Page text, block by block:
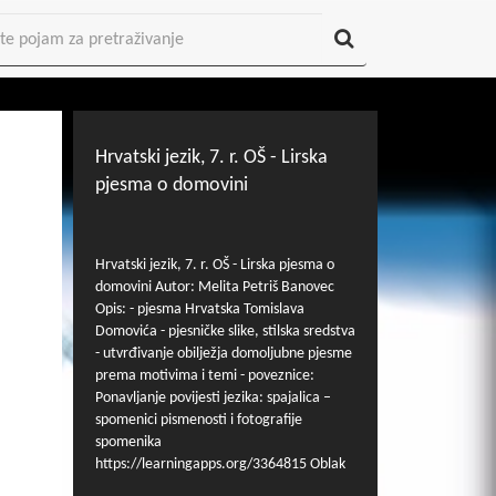
Hrvatski jezik, 7. r. OŠ - Lirska
pjesma o domovini
Hrvatski jezik, 7. r. OŠ - Lirska pjesma o
domovini Autor: Melita Petriš Banovec
Opis: - pjesma Hrvatska Tomislava
Domovića - pjesničke slike, stilska sredstva
- utvrđivanje obilježja domoljubne pjesme
prema motivima i temi - poveznice:
Ponavljanje povijesti jezika: spajalica –
spomenici pismenosti i fotografije
spomenika
https://learningapps.org/3364815 Oblak